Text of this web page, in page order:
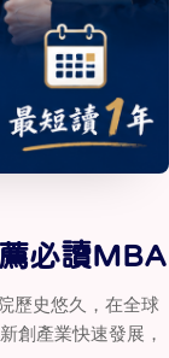
必讀MBA
歷史悠久，在全球
創產業快速發展，